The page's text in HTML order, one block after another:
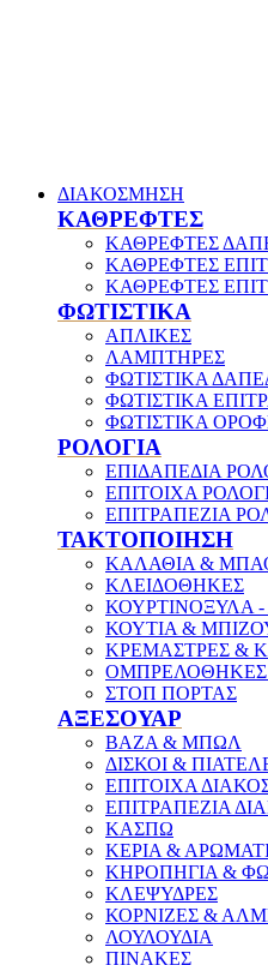
ΔΙΑΚΟΣΜΗΣΗ
ΚΑΘΡΕΦΤΕΣ
ΚΑΘΡΕΦΤΕΣ
ΚΑΘΡΕΦΤΕΣ
ΚΑΘΡΕΦΤΕΣ
ΦΩΤΙΣΤΙΚΑ
ΑΠΛΙΚΕΣ
ΛΑΜΠΤΗΡΕΣ
ΦΩΤΙΣΤΙΚΑ
ΦΩΤΙΣΤΙΚΑ
ΦΩΤΙΣΤΙΚΑ
ΡΟΛΟΓΙΑ
ΕΠΙΔΑΠΕΔΙΑ
ΕΠΙΤΟΙΧΑ
ΕΠΙΤΡΑΠΕΖΙΑ
ΤΑΚΤΟΠΟΙΗΣΗ
ΚΑΛΑΘΙΑ &
ΚΛΕΙΔΟΘΗΚΕΣ
ΚΟΥΡΤΙΝΟΞΥΛΑ
ΚΟΥΤΙΑ &
ΚΡΕΜΑΣΤΡΕΣ &
ΟΜΠΡΕΛΟΘΗΚΕΣ
ΣΤΟΠ ΠΟΡΤΑΣ
ΑΞΕΣΟΥΑΡ
ΒΑΖΑ & ΜΠΩΛ
ΔΙΣΚΟΙ &
ΕΠΙΤΟΙΧΑ
ΕΠΙΤΡΑΠΕΖΙΑ
ΚΑΣΠΩ
ΚΕΡΙΑ &
ΚΗΡΟΠΗΓΙΑ &
ΚΛΕΨΥΔΡΕΣ
ΚΟΡΝΙΖΕΣ &
ΛΟΥΛΟΥΔΙΑ
ΠΙΝΑΚΕΣ